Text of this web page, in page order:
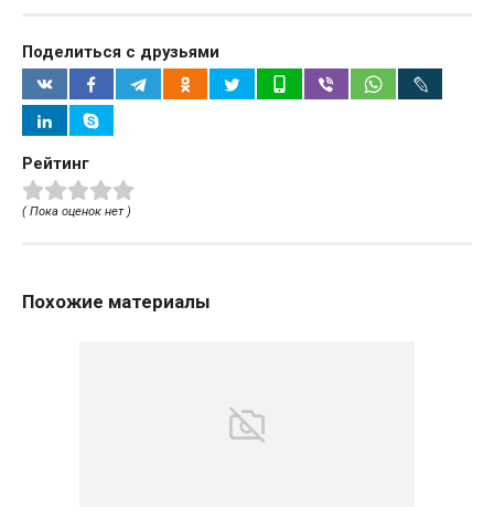
Поделиться с друзьями
Рейтинг
( Пока оценок нет )
Похожие материалы